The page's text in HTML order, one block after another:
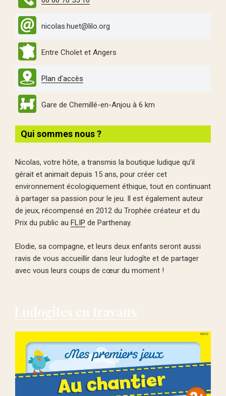
nicolas.huet@lilo.org
Entre Cholet et Angers
Plan d'accès
Gare de Chemillé-en-Anjou à 6 km
Qui sommes nous ?
Nicolas, votre hôte, a transmis la boutique ludique qu’il
gérait et animait depuis 15 ans, pour créer cet
environnement écologiquement éthique, tout en continuant
à partager sa passion pour le jeu. Il est également auteur
de jeux, récompensé en 2012 du Trophée créateur et du
Prix du public au FLIP de Parthenay.
Elodie, sa compagne, et leurs deux enfants seront aussi
ravis de vous accueillir dans leur ludogîte et de partager
avec vous leurs coups de cœur du moment !
Ludogîtes en travaux